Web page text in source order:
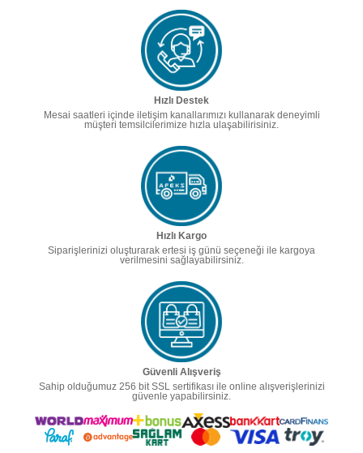
Hızlı Destek
Mesai saatleri içinde iletişim kanallarımızı kullanarak deneyimli
müşteri temsilcilerimize hızla ulaşabilirisiniz.
Hızlı Kargo
Siparişlerinizi oluşturarak ertesi iş günü seçeneği ile kargoya
verilmesini sağlayabilirsiniz.
Güvenli Alışveriş
Sahip olduğumuz 256 bit SSL sertifikası ile online alışverişlerinizi
güvenle yapabilirsiniz.